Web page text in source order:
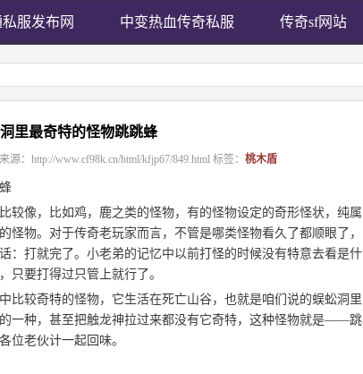
服发布网 中变热血传奇私服 传奇sf网站
里最奇特的怪物跳跳蜂
源： http://www.cf98k.cn/html/kfjp67/849.html标签： 桃木盾
较像，比如鸡，鹿之类的怪物，有的怪物设定的奇形怪状，纯属
怪物。对于传奇老玩家而言，不管是哪类怪物看久了都顺眼了，
：打就完了。小老弟的记忆中以前打怪的时候没有特意去看是什
只要打得过只管上就行了。
比较奇特的怪物，它生活在死亡山谷，也就是咱们说的蜈蚣洞里
一种，甚至把触龙神拉过来都没有它奇特，这种怪物就是——跳
位老伙计一起回味。